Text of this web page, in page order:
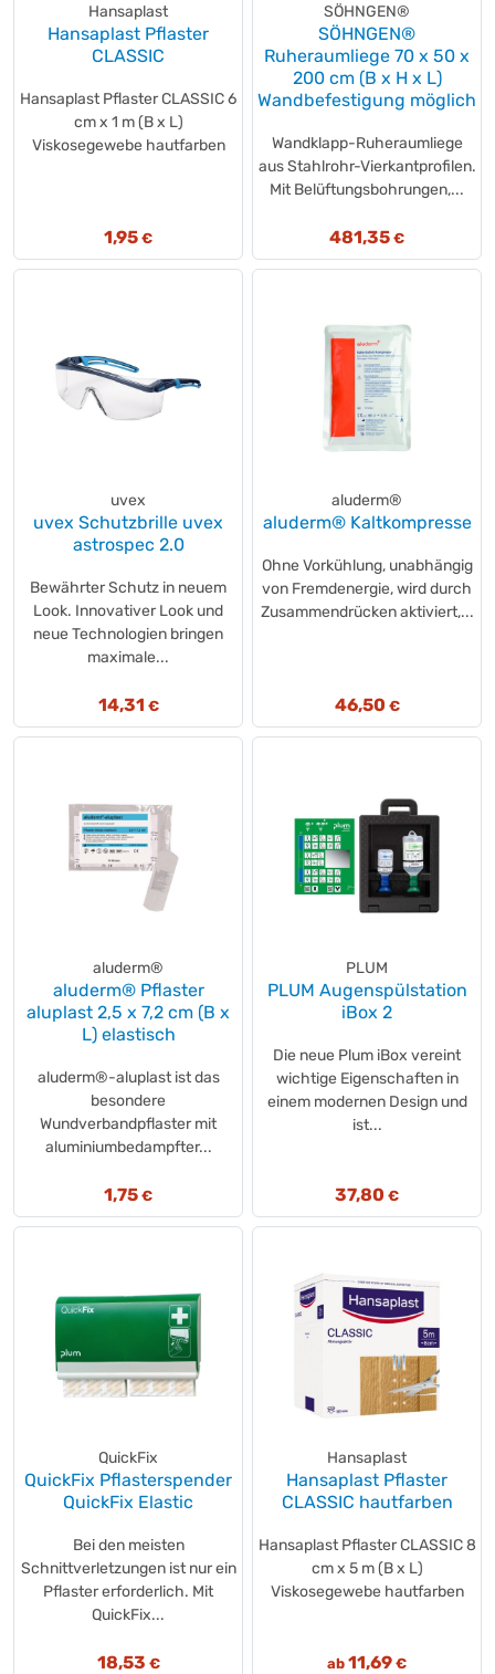
Hansaplast
Hansaplast Pflaster
CLASSIC
Hansaplast Pflaster CLASSIC 6
cm x 1 m (B x L)
Viskosegewebe hautfarben
1,95 €
SÖHNGEN®
SÖHNGEN®
Ruheraumliege 70 x 50 x
200 cm (B x H x L)
Wandbefestigung möglich
Wandklapp-Ruheraumliege
aus Stahlrohr-Vierkantprofilen.
Mit Belüftungsbohrungen,...
481,35 €
uvex
uvex Schutzbrille uvex
astrospec 2.0
Bewährter Schutz in neuem
Look. Innovativer Look und
neue Technologien bringen
maximale...
14,31 €
aluderm®
aluderm® Kaltkompresse
Ohne Vorkühlung, unabhängig
von Fremdenergie, wird durch
Zusammendrücken aktiviert,...
46,50 €
aluderm®
aluderm® Pflaster
aluplast 2,5 x 7,2 cm (B x
L) elastisch
aluderm®-aluplast ist das
besondere
Wundverbandpflaster mit
aluminiumbedampfter...
1,75 €
PLUM
PLUM Augenspülstation
iBox 2
Die neue Plum iBox vereint
wichtige Eigenschaften in
einem modernen Design und
ist...
37,80 €
QuickFix
QuickFix Pflasterspender
QuickFix Elastic
Bei den meisten
Schnittverletzungen ist nur ein
Pflaster erforderlich. Mit
QuickFix...
18,53 €
Hansaplast
Hansaplast Pflaster
CLASSIC hautfarben
Hansaplast Pflaster CLASSIC 8
cm x 5 m (B x L)
Viskosegewebe hautfarben
ab 11,69 €